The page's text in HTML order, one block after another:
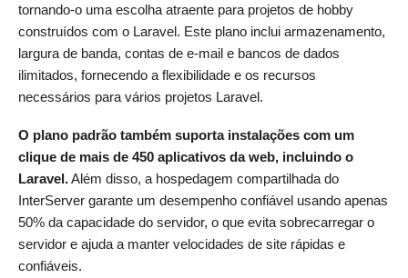
tornando-o uma escolha atraente para projetos de hobby
construídos com o Laravel. Este plano inclui armazenamento,
largura de banda, contas de e-mail e bancos de dados
ilimitados, fornecendo a flexibilidade e os recursos
necessários para vários projetos Laravel.
O plano padrão também suporta instalações com um
clique de mais de 450 aplicativos da web, incluindo o
Laravel.Além disso, a hospedagem compartilhada do
InterServer garante um desempenho confiável usando apenas
50% da capacidade do servidor, o que evita sobrecarregar o
servidor e ajuda a manter velocidades de site rápidas e
confiáveis.